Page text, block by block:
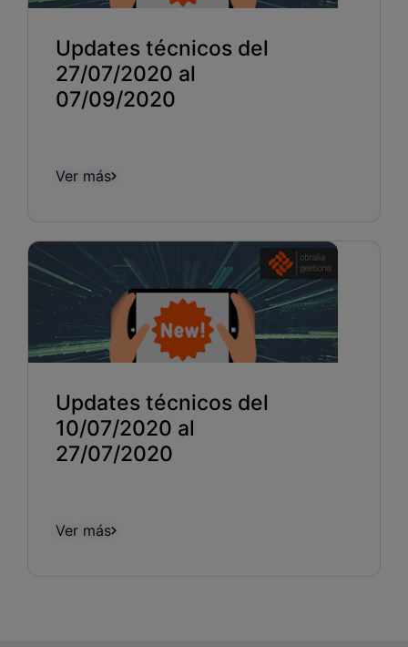
Updates técnicos del
27/07/2020 al
07/09/2020
Ver más
Updates técnicos del
10/07/2020 al
27/07/2020
Ver más